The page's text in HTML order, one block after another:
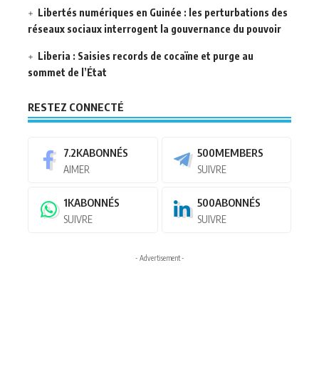
Libertés numériques en Guinée : les perturbations des
réseaux sociaux interrogent la gouvernance du pouvoir
Liberia : Saisies records de cocaïne et purge au
sommet de l’État
RESTEZ CONNECTÉ
7.2KABONNÉS
AIMER
500MEMBERS
SUIVRE
1KABONNÉS
SUIVRE
500ABONNÉS
SUIVRE
- Advertisement -